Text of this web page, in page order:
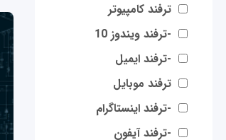
ترفند کامپیوتر
-ترفند ویندوز 10
-ترفند ایمیل
ترفند موبایل
-ترفند اینستاگرام
-ترفند آیفون